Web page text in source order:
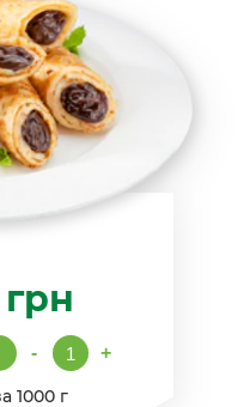
грн
- Млинці
"Французькі"
шоколадом
+
1000 г